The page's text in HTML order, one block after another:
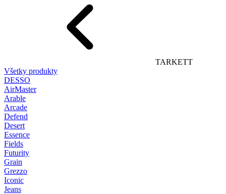
TARKETT
Všetky produkty
DESSO
AirMaster
Arable
Arcade
Defend
Desert
Essence
Fields
Futurity
Grain
Grezzo
Iconic
Jeans